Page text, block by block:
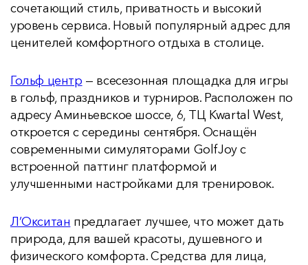
сочетающий стиль, приватность и высокий
уровень сервиса. Новый популярный адрес для
ценителей комфортного отдыха в столице.
Гольф центр — всесезонная площадка для игры
в гольф, праздников и турниров. Расположен по
адресу Аминьевское шоссе, 6, ТЦ Kwartal West,
откроется с середины сентября. Оснащён
современными симуляторами GolfJoy с
встроенной паттинг платформой и
улучшенными настройками для тренировок.
Л’Окситан предлагает лучшее, что может дать
природа, для вашей красоты, душевного и
физического комфорта. Средства для лица,